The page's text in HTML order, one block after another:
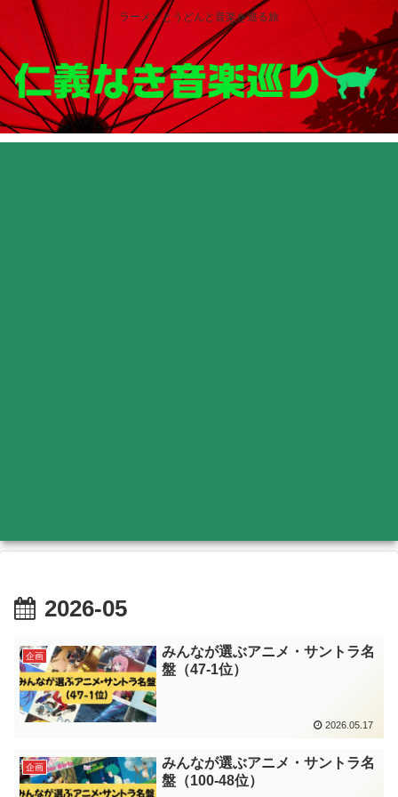
ラーメンとうどんと音楽を巡る旅
2026-05
企画
みんなが選ぶアニメ・サントラ名
盤（47-1位）
2026.05.17
企画
みんなが選ぶアニメ・サントラ名
盤（100-48位）